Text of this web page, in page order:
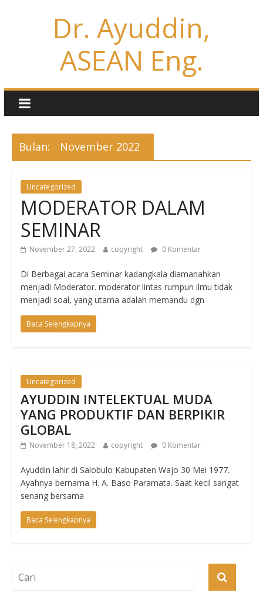
Dr. Ayuddin,
ASEAN Eng.
Bulan: November 2022
Uncategorized
MODERATOR DALAM
SEMINAR
November 27, 2022 copyright 0 Komentar
Di Berbagai acara Seminar kadangkala diamanahkan
menjadi Moderator. moderator lintas rumpun ilmu tidak
menjadi soal, yang utama adalah memandu dgn
Baca Selengkapnya
Uncategorized
AYUDDIN INTELEKTUAL MUDA
YANG PRODUKTIF DAN BERPIKIR
GLOBAL
November 18, 2022 copyright 0 Komentar
Ayuddin lahir di Salobulo Kabupaten Wajo 30 Mei 1977.
Ayahnya bernama H. A. Baso Paramata. Saat kecil sangat
senang bersama
Baca Selengkapnya